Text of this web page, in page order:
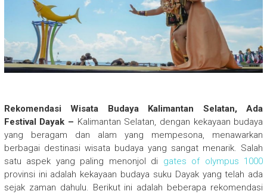
Rekomendasi Wisata Budaya Kalimantan Selatan, Ada
Festival Dayak – Kalimantan Selatan, dengan kekayaan budaya
yang beragam dan alam yang mempesona, menawarkan
berbagai destinasi wisata budaya yang sangat menarik. Salah
satu aspek yang paling menonjol di gates of olympus 1000
provinsi ini adalah kekayaan budaya suku Dayak yang telah ada
sejak zaman dahulu. Berikut ini adalah beberapa rekomendasi